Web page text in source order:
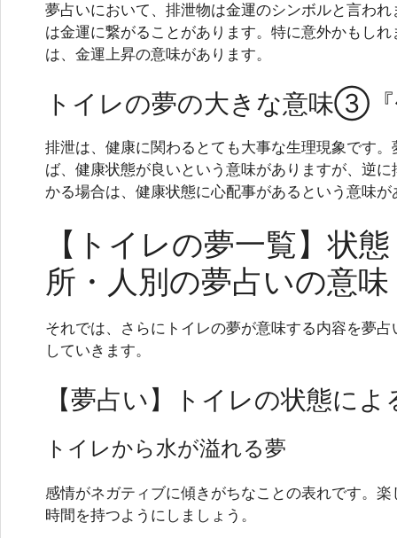
夢占いにおいて、排泄物は金運のシンボルと言わ
は金運に繋がることがあります。特に意外かもしれ
は、金運上昇の意味があります。
トイレの夢の大きな意味③
排泄は、健康に関わるとても大事な生理現象です
ば、健康状態が良いという意味がありますが、逆
かる場合は、健康状態に心配事があるという意味が
【トイレの夢一覧】状
所・人別の夢占いの意味
それでは、さらにトイレの夢が意味する内容を夢
していきます。
【夢占い】トイレの状態によ
トイレから水が溢れる夢
感情がネガティブに傾きがちなことの表れです。
時間を持つようにしましょう。